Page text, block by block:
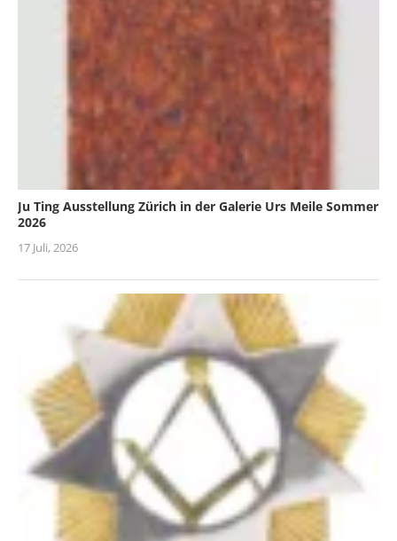
Ju Ting Ausstellung Zürich in der Galerie Urs Meile Sommer
2026
17 Juli, 2026